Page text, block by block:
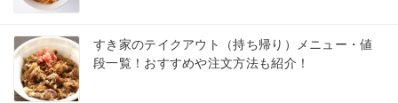
すき家のテイクアウト（持ち帰り）メニュー・値
段一覧！おすすめや注文方法も紹介！